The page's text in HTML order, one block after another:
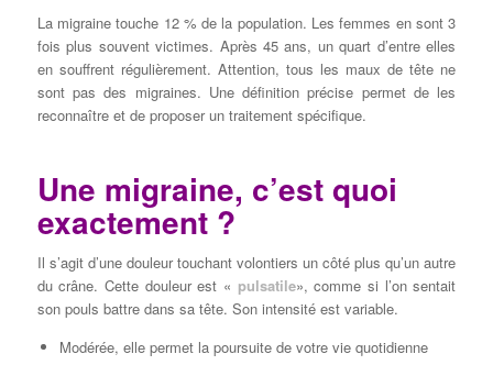
La migraine touche 12 % de la population. Les femmes en sont 3
fois plus souvent victimes. Après 45 ans, un quart d’entre elles
en souffrent régulièrement. Attention, tous les maux de tête ne
sont pas des migraines. Une définition précise permet de les
reconnaître et de proposer un traitement spécifique.
Une migraine, c’est quoi
exactement ?
Il s’agit d’une douleur touchant volontiers un côté plus qu’un autre
du crâne. Cette douleur est « pulsatile», comme si l’on sentait
son pouls battre dans sa tête. Son intensité est variable.
Modérée, elle permet la poursuite de votre vie quotidienne